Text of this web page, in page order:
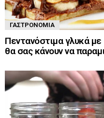
ΓΑΣΤΡΟΝΟΜΊΑ
Πεντανόστιμα γλυκά
θα σας κάνουν να